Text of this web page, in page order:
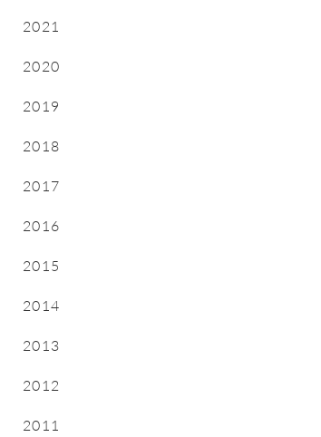
2021
2020
2019
2018
2017
2016
2015
2014
2013
2012
2011